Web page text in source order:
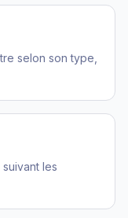
selon son type,
les